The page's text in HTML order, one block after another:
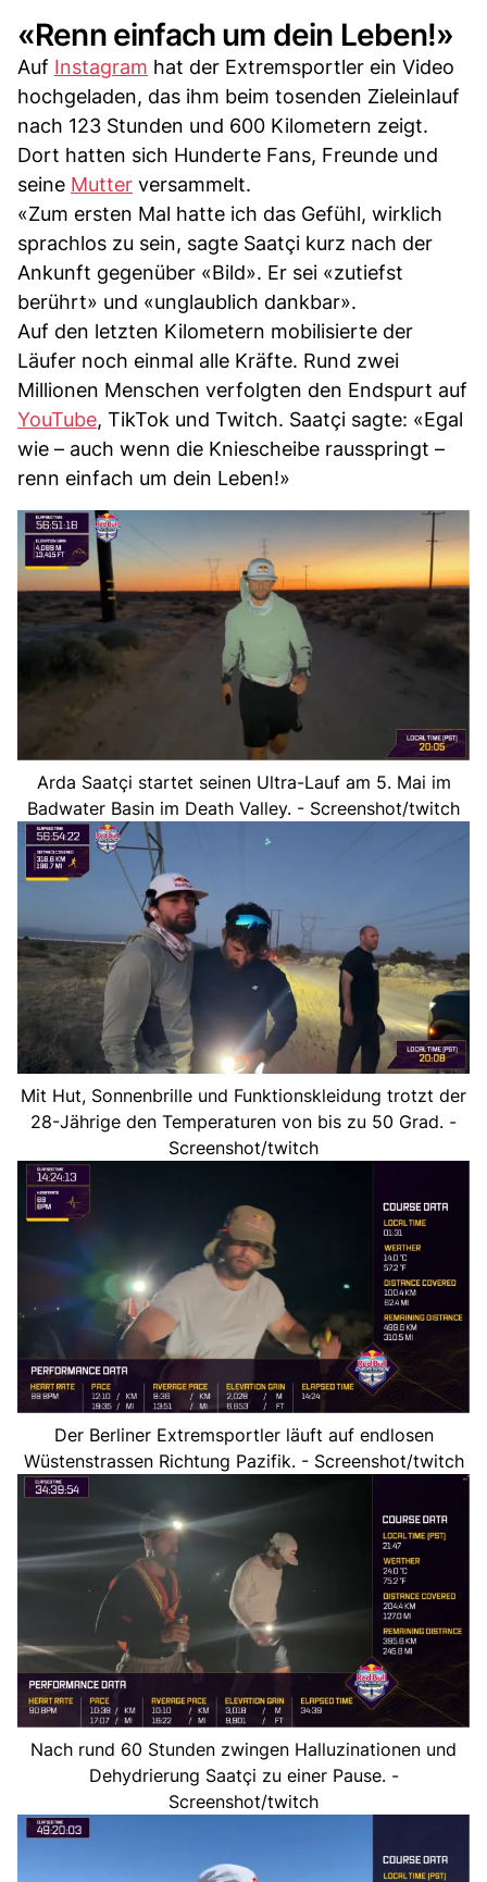
«Renn einfach um dein Leben!»
Auf Instagram hat der Extremsportler ein Video
hochgeladen, das ihm beim tosenden Zieleinlauf
nach 123 Stunden und 600 Kilometern zeigt.
Dort hatten sich Hunderte Fans, Freunde und
seine Mutter versammelt.
«Zum ersten Mal hatte ich das Gefühl, wirklich
sprachlos zu sein, sagte Saatçi kurz nach der
Ankunft gegenüber «Bild». Er sei «zutiefst
berührt» und «unglaublich dankbar».
Auf den letzten Kilometern mobilisierte der
Läufer noch einmal alle Kräfte. Rund zwei
Millionen Menschen verfolgten den Endspurt auf
YouTube, TikTok und Twitch. Saatçi sagte: «Egal
wie – auch wenn die Kniescheibe rausspringt –
renn einfach um dein Leben!»
Arda Saatçi startet seinen Ultra-Lauf am 5. Mai im
Badwater Basin im Death Valley. - Screenshot/twitch
Mit Hut, Sonnenbrille und Funktionskleidung trotzt der
28-Jährige den Temperaturen von bis zu 50 Grad. -
Screenshot/twitch
Der Berliner Extremsportler läuft auf endlosen
Wüstenstrassen Richtung Pazifik. - Screenshot/twitch
Nach rund 60 Stunden zwingen Halluzinationen und
Dehydrierung Saatçi zu einer Pause. -
Screenshot/twitch